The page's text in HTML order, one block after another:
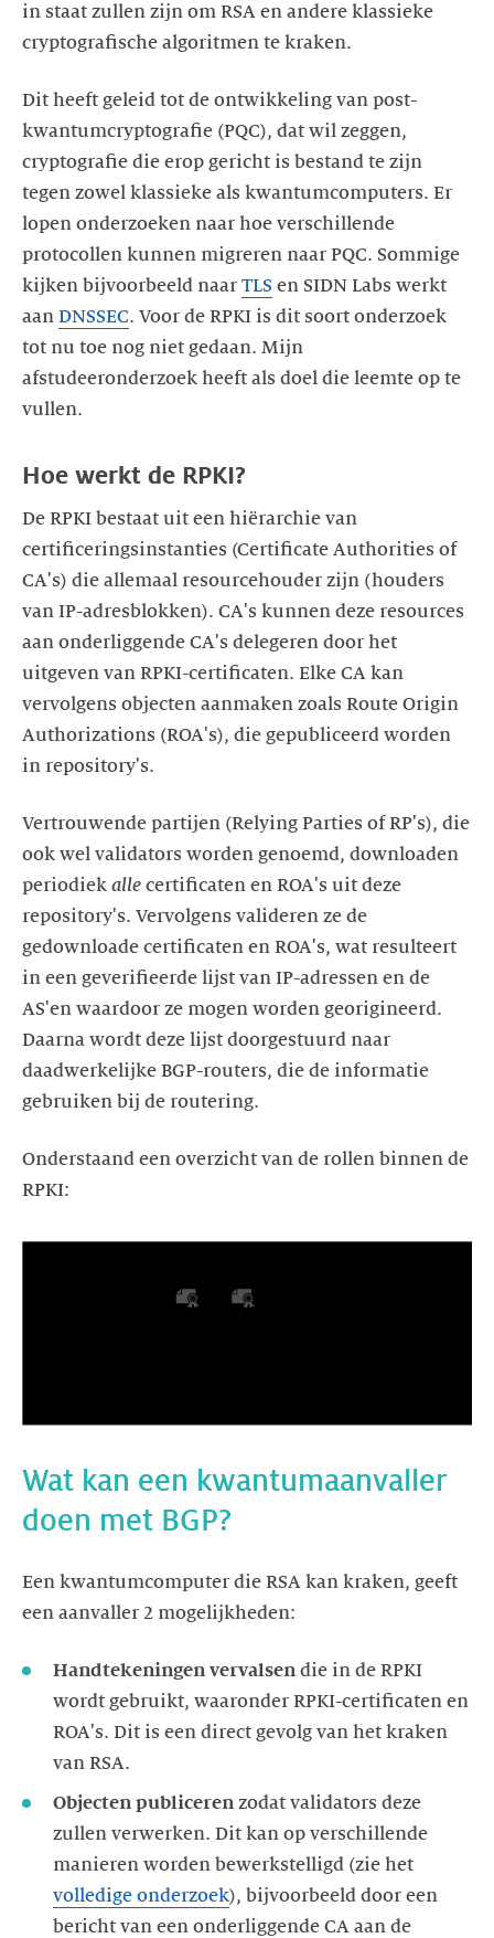
in staat zullen zijn om RSA en andere klassieke
cryptografische algoritmen te kraken.
Dit heeft geleid tot de ontwikkeling van post-
kwantumcryptografie (PQC), dat wil zeggen,
cryptografie die erop gericht is bestand te zijn
tegen zowel klassieke als kwantumcomputers. Er
lopen onderzoeken naar hoe verschillende
protocollen kunnen migreren naar PQC. Sommige
kijken bijvoorbeeld naar TLS en SIDN Labs werkt
aan DNSSEC. Voor de RPKI is dit soort onderzoek
tot nu toe nog niet gedaan. Mijn
afstudeeronderzoek heeft als doel die leemte op te
vullen.
Hoe werkt de RPKI?
De RPKI bestaat uit een hiërarchie van
certificeringsinstanties (Certificate Authorities of
CA's) die allemaal resourcehouder zijn (houders
van IP-adresblokken). CA's kunnen deze resources
aan onderliggende CA's delegeren door het
uitgeven van RPKI-certificaten. Elke CA kan
vervolgens objecten aanmaken zoals Route Origin
Authorizations (ROA's), die gepubliceerd worden
in repository's.
Vertrouwende partijen (Relying Parties of RP's), die
ook wel validators worden genoemd, downloaden
periodiek alle certificaten en ROA's uit deze
repository's. Vervolgens valideren ze de
gedownloade certificaten en ROA's, wat resulteert
in een geverifieerde lijst van IP-adressen en de
AS'en waardoor ze mogen worden georigineerd.
Daarna wordt deze lijst doorgestuurd naar
daadwerkelijke BGP-routers, die de informatie
gebruiken bij de routering.
Onderstaand een overzicht van de rollen binnen de
RPKI:
Wat kan een kwantumaanvaller
doen met BGP?
Een kwantumcomputer die RSA kan kraken, geeft
een aanvaller 2 mogelijkheden:
Handtekeningen vervalsen die in de RPKI
wordt gebruikt, waaronder RPKI-certificaten en
ROA's. Dit is een direct gevolg van het kraken
van RSA.
Objecten publiceren zodat validators deze
zullen verwerken. Dit kan op verschillende
manieren worden bewerkstelligd (zie het
volledige onderzoek), bijvoorbeeld door een
bericht van een onderliggende CA aan de